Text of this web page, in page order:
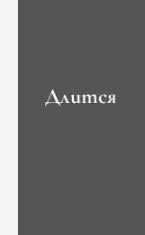
Длится